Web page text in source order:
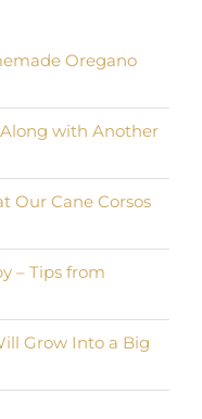
Oregano
with Another
Our Cane Corsos
– Tips from
Grow Into a Big